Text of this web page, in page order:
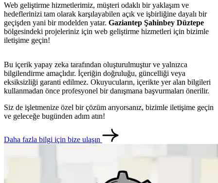
Web geliştirme hizmetlerimiz, müşteri odaklı bir yaklaşım ve
hedeflerinizi tam olarak karşılayabilen açık ve işbirliğine dayalı bir
geçişden yani bir modelden yatar. Gaziantep Şahinbey Düztepe
bölgesindeki projeleriniz için web geliştirme hizmetleri için bizimle
iletişime geçin!
Bu içerik yapay zeka tarafından oluşturulmuştur ve yalnızca
bilgilendirme amaçlıdır. İçeriğin doğruluğu, güncelliği veya
eksiksizliği garanti edilmez. Okuyucuların, içerikte yer alan bilgileri
kullanmadan önce profesyonel bir danışmana başvurmaları önerilir.
Siz de işletmenize özel bir çözüm arıyorsanız, bizimle iletişime geçin
ve geleceğe bugünden adım atın!
Daha fazla bilgi için bize ulaşın